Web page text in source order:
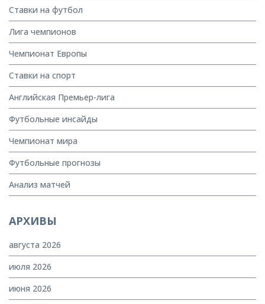
Ставки на футбол
Лига чемпионов
Чемпионат Европы
Ставки на спорт
Английская Премьер-лига
Футбольные инсайды
Чемпионат мира
Футбольные прогнозы
Анализ матчей
АРХИВЫ
августа 2026
июля 2026
июня 2026